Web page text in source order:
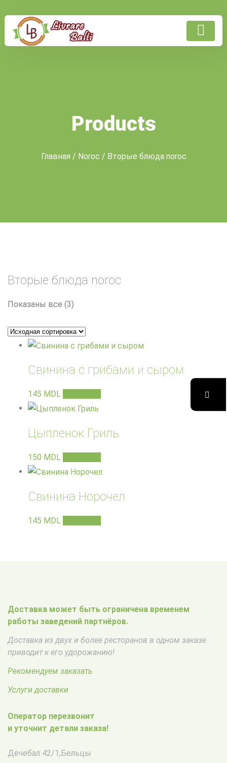
Products
Главная / Noroc / Вторые блюда noroc
Вторые блюда noroc
Показаны все (3)
Свинина с грибами и сыром
145 MDL
Цыпленок Гриль
150 MDL
Свинина Норочел
145 MDL
Доставка может быть ограничена временем
работы заведений партнёров.
Доставка из двух и более ресторанов в одном заказе
приводит к его удорожанию!
Рекомендуем заказать
Услуги доставки
Оператор перезвонит
и уточнит детали заказа!
Дечебал 42/1,Бельцы